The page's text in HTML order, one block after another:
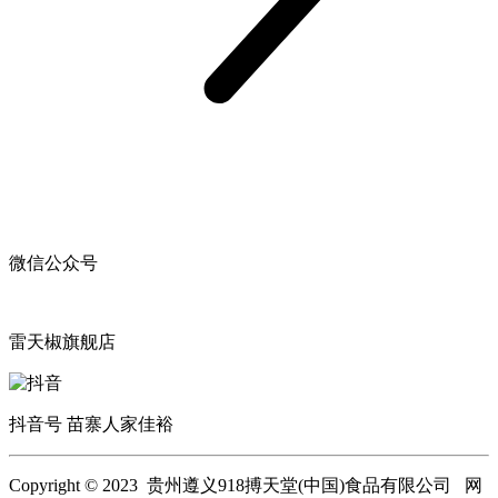
微信公众号
雷天椒旗舰店
抖音号 苗寨人家佳裕
Copyright © 2023 贵州遵义918搏天堂(中国)食品有限公司 网